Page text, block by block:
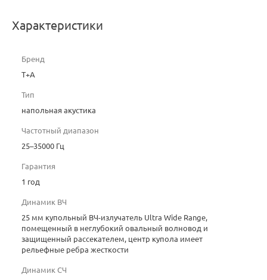
Характеристики
Бренд
T+A
Тип
напольная акустика
Частотный диапазон
25–35000 Гц
Гарантия
1 год
Динамик ВЧ
25 мм купольный ВЧ-излучатель Ultra Wide Range,
помещенный в неглубокий овальный волновод и
защищенный рассекателем, центр купола имеет
рельефные ребра жесткости
Динамик СЧ